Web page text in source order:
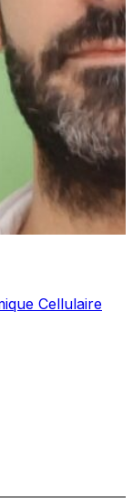
Cellulaire